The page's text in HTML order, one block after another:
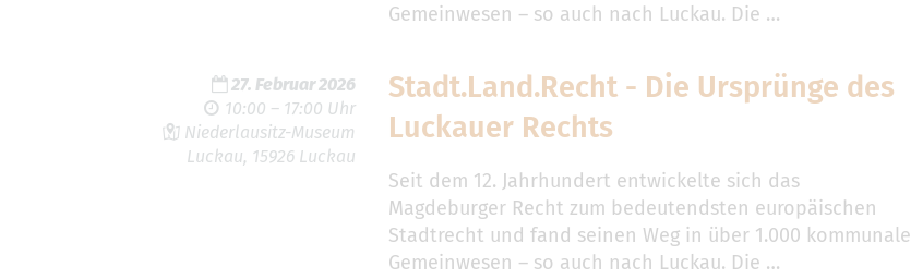
Gemeinwesen – so auch nach Luckau. Die …
27. Februar 2026
10:00 – 17:00 Uhr
Niederlausitz-Museum
Luckau, 15926 Luckau
Stadt.Land.Recht - Die Ursprünge des
Luckauer Rechts
Seit dem 12. Jahrhundert entwickelte sich das
Magdeburger Recht zum bedeutendsten europäischen
Stadtrecht und fand seinen Weg in über 1.000 kommunale
Gemeinwesen – so auch nach Luckau. Die …